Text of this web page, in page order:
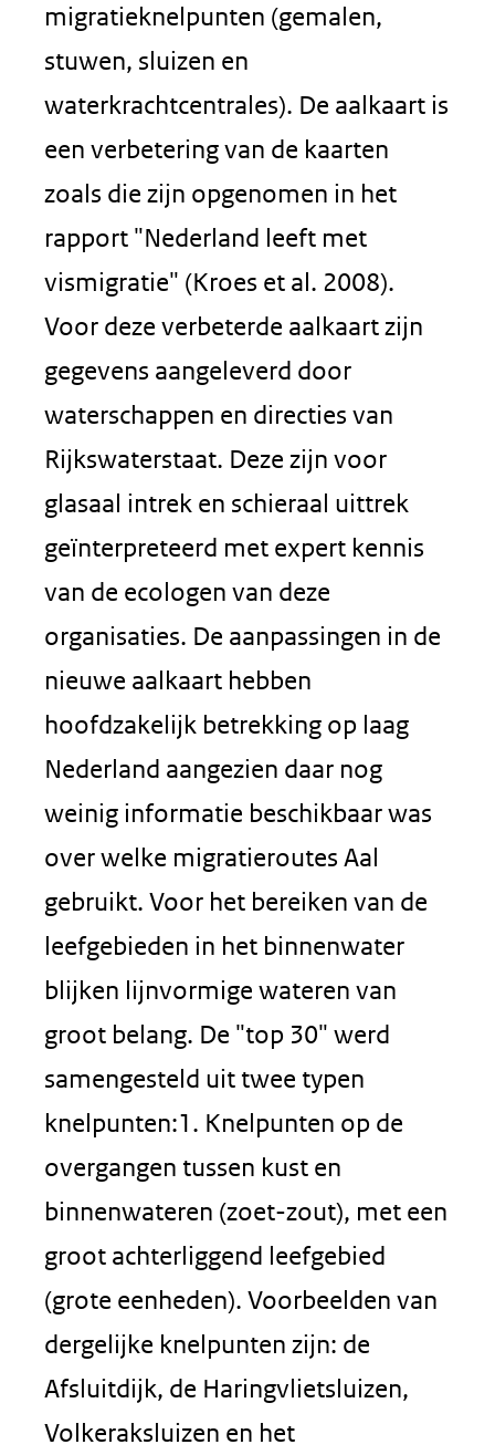
migratieknelpunten (gemalen,
stuwen, sluizen en
waterkrachtcentrales). De aalkaart is
een verbetering van de kaarten
zoals die zijn opgenomen in het
rapport "Nederland leeft met
vismigratie" (Kroes et al. 2008).
Voor deze verbeterde aalkaart zijn
gegevens aangeleverd door
waterschappen en directies van
Rijkswaterstaat. Deze zijn voor
glasaal intrek en schieraal uittrek
geïnterpreteerd met expert kennis
van de ecologen van deze
organisaties. De aanpassingen in de
nieuwe aalkaart hebben
hoofdzakelijk betrekking op laag
Nederland aangezien daar nog
weinig informatie beschikbaar was
over welke migratieroutes Aal
gebruikt. Voor het bereiken van de
leefgebieden in het binnenwater
blijken lijnvormige wateren van
groot belang. De "top 30" werd
samengesteld uit twee typen
knelpunten:1. Knelpunten op de
overgangen tussen kust en
binnenwateren (zoet-zout), met een
groot achterliggend leefgebied
(grote eenheden). Voorbeelden van
dergelijke knelpunten zijn: de
Afsluitdijk, de Haringvlietsluizen,
Volkeraksluizen en het